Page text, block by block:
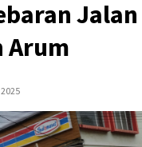
Arum